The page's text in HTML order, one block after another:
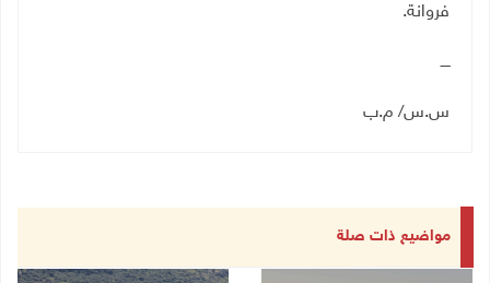
فروانة.
ــــ
س.س/ م.ب
مواضيع ذات صلة